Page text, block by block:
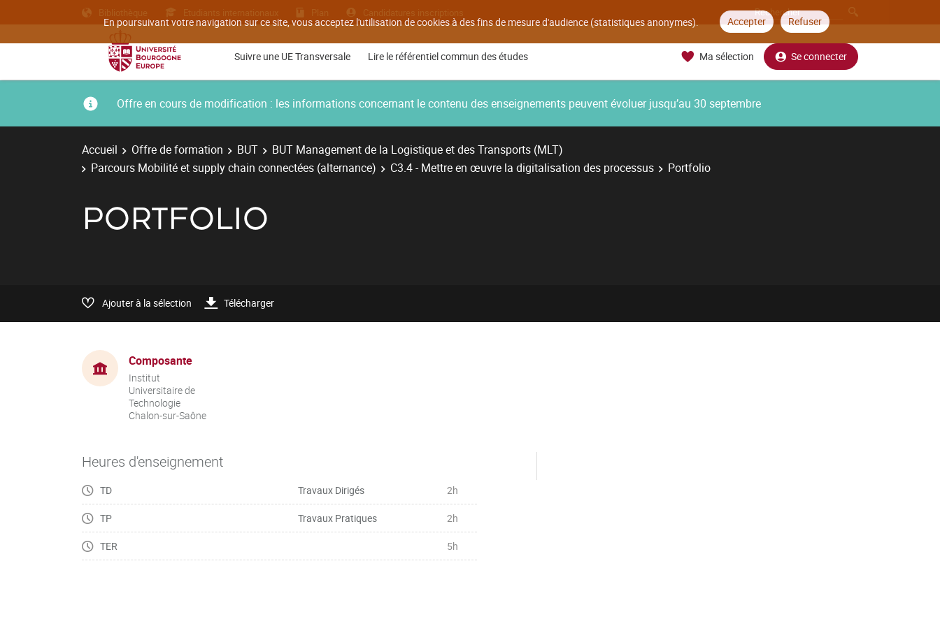
En poursuivant votre navigation sur ce site, vous acceptez l'utilisation de cookies à des fins de mesure d'audience (statistiques anonymes). Accepter Refuser
Bibliothèque Etudiants internationaux Plan Candidatures inscriptions
Suivre une UE Transversale Lire le référentiel commun des études Ma sélection Se connecter
Offre en cours de modification : les informations concernant le contenu des enseignements peuvent évoluer jusqu’au 30 septembre
Accueil Offre de formation BUT
BUT Management de la Logistique et des Transports (MLT)
Parcours Mobilité et supply chain connectées (alternance)
C3.4 - Mettre en œuvre la digitalisation des processus Portfolio
PORTFOLIO
Ajouter à la sélection Télécharger
Composante
Institut
Universitaire de
Technologie
Chalon-sur-Saône
Heures d'enseignement
TD Travaux Dirigés 2h
TP Travaux Pratiques 2h
TER 5h